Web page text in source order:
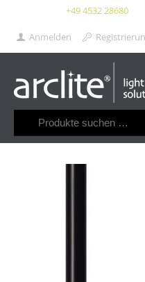
+49 4532 28680
Anmelden